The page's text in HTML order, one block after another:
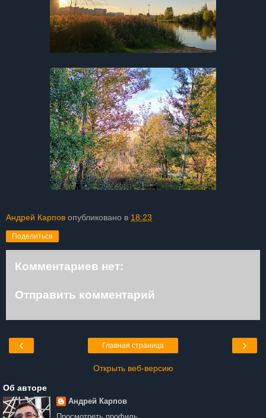
Андрей Карпов опубликовано в 18:23
Поделиться
Комментариев нет:
Отправить комментарий
‹ ›
Главная страница
Открыть веб-версию
Об авторе
Андрей Карпов